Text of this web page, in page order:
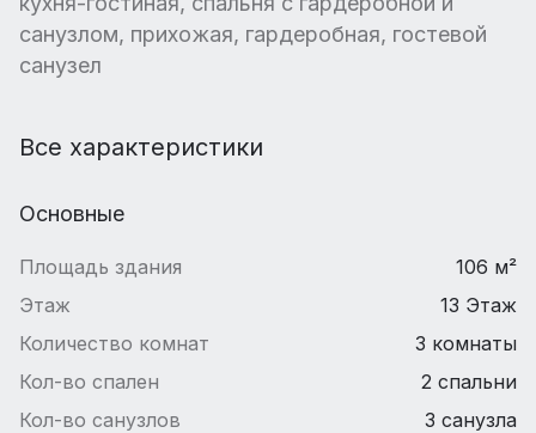
санузлом, прихожая, гардеробная, гостевой
санузел
Все характеристики
Основные
Площадь здания
106 м²
Этаж
13 Этаж
Количество комнат
3 комнаты
Кол-во спален
2 спальни
Кол-во санузлов
3 санузла